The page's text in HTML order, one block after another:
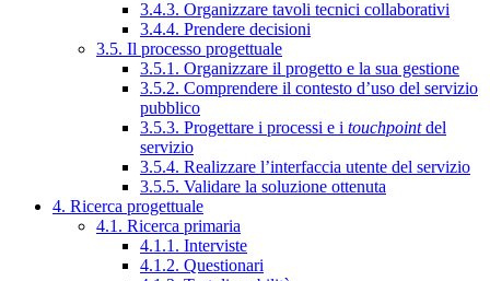
3.4.3. Organizzare tavoli tecnici collaborativi
3.4.4. Prendere decisioni
3.5. Il processo progettuale
3.5.1. Organizzare il progetto e la sua gestione
3.5.2. Comprendere il contesto d’uso del servizio
pubblico
3.5.3. Progettare i processi e i touchpointdel
servizio
3.5.4. Realizzare l’interfaccia utente del servizio
3.5.5. Validare la soluzione ottenuta
4. Ricerca progettuale
4.1. Ricerca primaria
4.1.1. Interviste
4.1.2. Questionari